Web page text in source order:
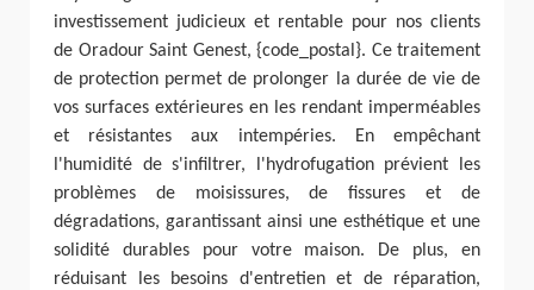
investissement judicieux et rentable pour nos clients
de Oradour Saint Genest, {code_postal}. Ce traitement
de protection permet de prolonger la durée de vie de
vos surfaces extérieures en les rendant imperméables
et résistantes aux intempéries. En empêchant
l'humidité de s'infiltrer, l'hydrofugation prévient les
problèmes de moisissures, de fissures et de
dégradations, garantissant ainsi une esthétique et une
solidité durables pour votre maison. De plus, en
réduisant les besoins d'entretien et de réparation,